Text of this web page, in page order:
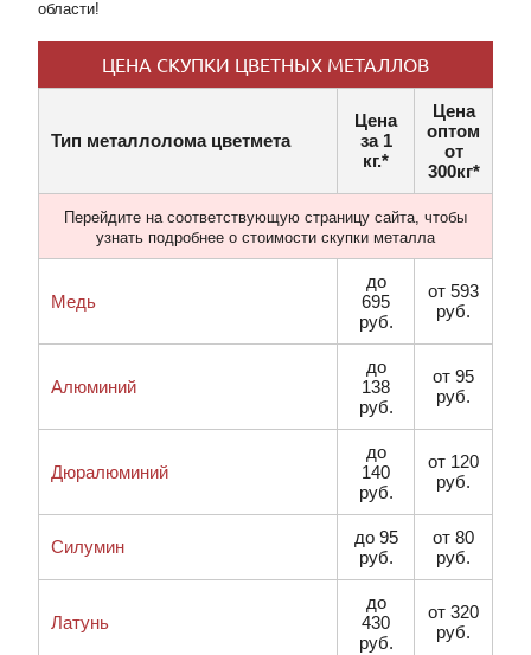
области!
ЦЕНА СКУПКИ ЦВЕТНЫХ МЕТАЛЛОВ
Тип металлолома цветмета
Цена
за 1
кг.*
Цена
оптом
от
300кг*
Перейдите на соответствующую страницу сайта, чтобы
узнать подробнее о стоимости скупки металла
Медь
до
695
руб.
от 593
руб.
Алюминий
до
138
руб.
от 95
руб.
Дюралюминий
до
140
руб.
от 120
руб.
Силумин
до 95
руб.
от 80
руб.
Латунь
до
430
руб.
от 320
руб.